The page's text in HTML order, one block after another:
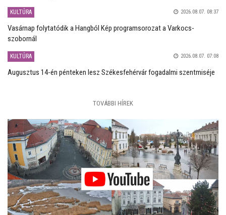
KULTÚRA 2026.08.07. 08:37
Vasárnap folytatódik a Hangból Kép programsorozat a Varkocs-
szobornál
KULTÚRA 2026.08.07. 07:08
Augusztus 14-én pénteken lesz Székesfehérvár fogadalmi szentmiséje
TOVÁBBI HÍREK